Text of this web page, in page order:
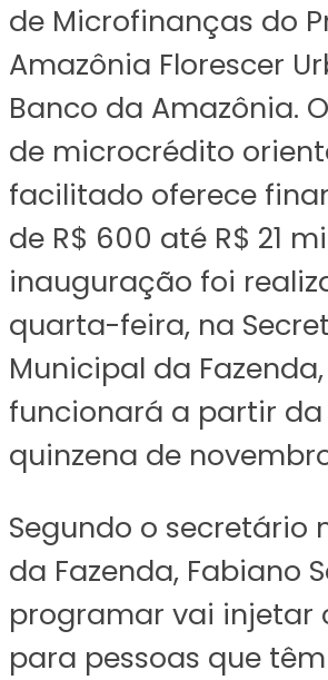
de Microfinanças do
Amazônia Florescer
Banco da Amazônia.
de microcrédito
facilitado oferece
de R$ 600 até R$ 21
inauguração foi
quarta-feira, na
Municipal da
funcionará a partir
quinzena de
Segundo o secretário
da Fazenda, Fabiano
programar vai injetar
para pessoas que têm